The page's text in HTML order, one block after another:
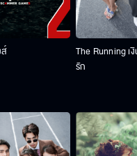
The Running เ
รัก